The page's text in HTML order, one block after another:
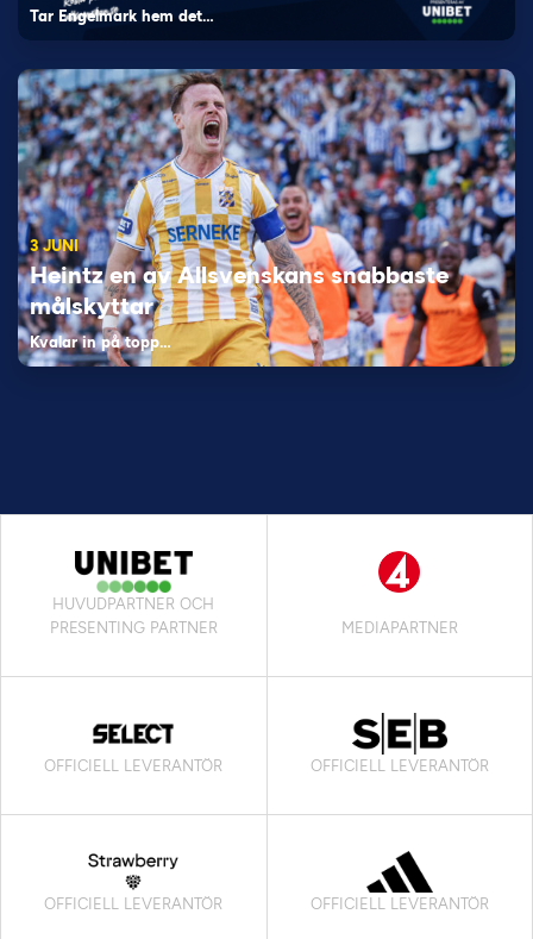
Tar Engelmark hem det…
3 JUNI
Heintz en av Allsvenskans snabbaste
målskyttar
Kvalar in på topp…
HUVUDPARTNER OCH
PRESENTING PARTNER
MEDIAPARTNER
OFFICIELL LEVERANTÖR OFFICIELL LEVERANTÖR
OFFICIELL LEVERANTÖR OFFICIELL LEVERANTÖR